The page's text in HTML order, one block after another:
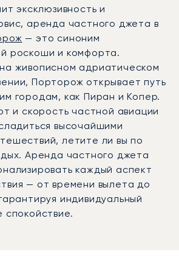
эксклюзивность и
аренда частного джета в
— это синоним
роскоши и комфорта.
живописном адриатическом
Порторож открывает путь
городам, как Пиран и Копер.
и скорость частной авиации
высочайшими
летите ли вы по
Аренда частного джета
каждый аспект
— от времени вылета до
индивидуальный
спокойствие.